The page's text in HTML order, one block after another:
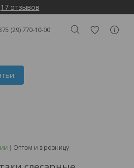
17 отзывов
(29) 770-10-00
Оптом и в розницу